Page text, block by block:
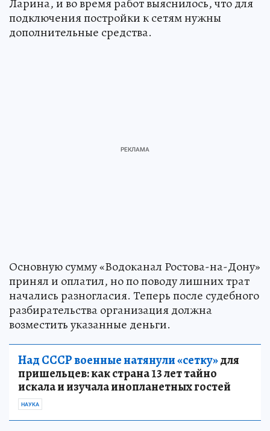
подключения постройки к сетям нужны
дополнительные средства.
Основную сумму «Водоканал Ростова-на-Дону»
принял и оплатил, но по поводу лишних трат
начались разногласия. Теперь после судебного
разбирательства организация должна
возместить указанные деньги.
Над СССР военные натянули «сетку»для
пришельцев: как страна 13 лет тайно
искала и изучала инопланетных гостей
НАУКА